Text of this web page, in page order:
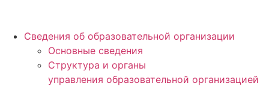
Сведения об образовательной организации
Основные сведения
Структура и органы
управления образовательной организацией